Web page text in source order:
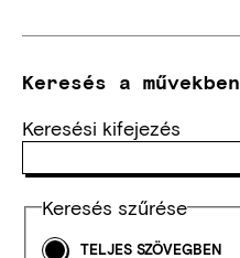
Keresés a művekben
Keresési kifejezés
Keresés szűrése
TELJES SZÖVEGBEN